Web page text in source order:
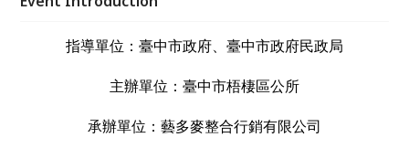
指導單位：臺中市政府、臺中市政府民政局
主辦單位：臺中市梧棲區公所
承辦單位：藝多麥整合行銷有限公司